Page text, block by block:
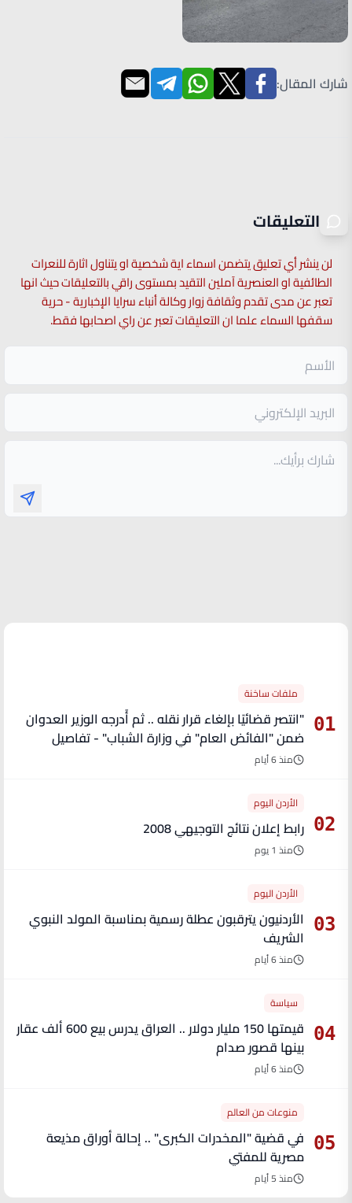
شارك المقال:
التعليقات
لن ينشر أي تعليق يتضمن اسماء اية شخصية او يتناول اثارة للنعرات
الطائفية او العنصرية آملين التقيد بمستوى راقي بالتعليقات حيث انها
تعبر عن مدى تقدم وثقافة زوار وكالة أنباء سرايا الإخبارية - حرية
سقفها السماء علما ان التعليقات تعبر عن راي اصحابها فقط.
01
ملفات ساخنة
"انتصر قضائيًا بإلغاء قرار نقله .. ثم أُدرجه الوزير العدوان
ضمن "الفائض العام" في وزارة الشباب" - تفاصيل
منذ 6 أيام
02
الأردن اليوم
رابط إعلان نتائج التوجيهي 2008
منذ 1 يوم
03
الأردن اليوم
الأردنيون يترقبون عطلة رسمية بمناسبة المولد النبوي
الشريف
منذ 6 أيام
04
سياسة
قيمتها 150 مليار دولار .. العراق يدرس بيع 600 ألف عقار
بينها قصور صدام
منذ 6 أيام
05
منوعات من العالم
في قضية "المخدرات الكبرى" .. إحالة أوراق مذيعة
مصرية للمفتي
منذ 5 أيام